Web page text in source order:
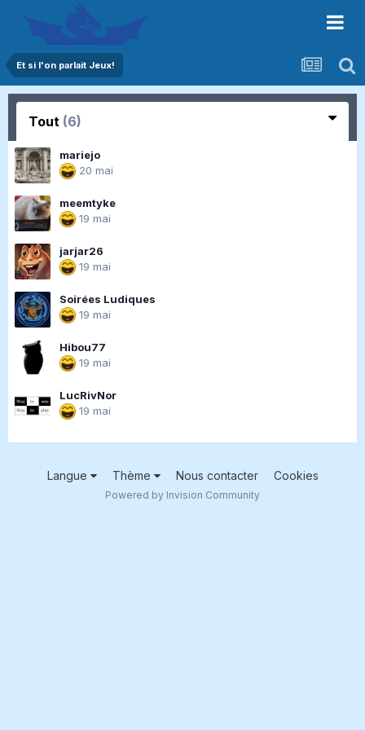
Et si l'on parlait Jeux!
Tout (6)
mariejo
20 mai
meemtyke
19 mai
jarjar26
19 mai
Soirées Ludiques
19 mai
Hibou77
19 mai
LucRivNor
19 mai
Langue Thème Nous contacter Cookies
Powered by Invision Community